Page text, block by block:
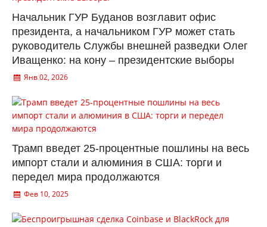
Начальник ГУР Буданов возглавит офис
президента, а начальником ГУР может стать
руководитель Службы внешней разведки Олег
Иващенко: на кону – президентские выборы
Янв 02, 2026
Трамп введет 25-процентные пошлины на весь
импорт стали и алюминия в США: торги и
передел мира продолжаются
Фев 10, 2025